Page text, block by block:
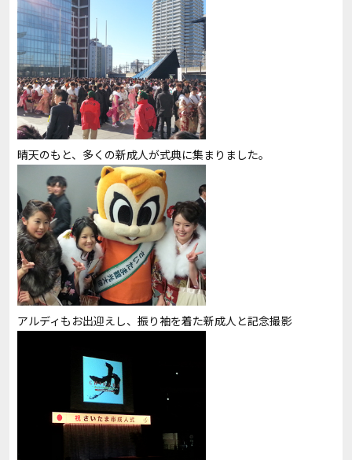
晴天のもと、多くの新成人が式典に集まりました。
アルディもお出迎えし、振り袖を着た新成人と記念撮影